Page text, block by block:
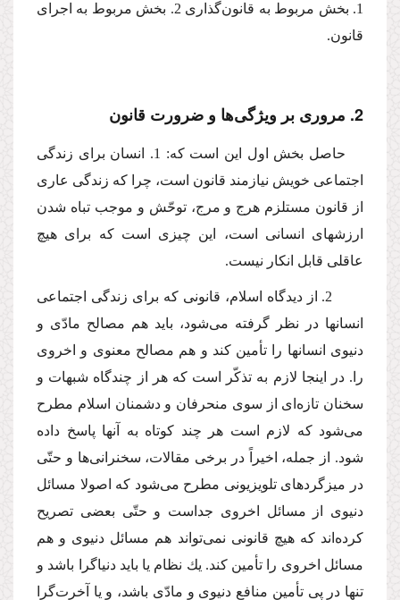
1. بخش مربوط به قانون‌گذارى 2. بخش مربوط به اجراى
قانون.
2. مرورى بر ویژگى‌ها و ضرورت قانون
حاصل بخش اول این است كه: 1. انسان براى زندگى
اجتماعى خویش نیازمند قانون است، چرا كه زندگى عارى
از قانون مستلزم هرج و مرج، توحّش و موجب تباه شدن
ارزشهاى انسانى است، این چیزى است كه براى هیچ
عاقلى قابل انكار نیست.
2. از دیدگاه اسلام، قانونى كه براى زندگى اجتماعى
انسانها در نظر گرفته مى‌شود، باید هم مصالح مادّى و
دنیوى انسانها را تأمین كند و هم مصالح معنوى و اخروى
را. در اینجا لازم به تذكّر است كه هر از چندگاه شبهات و
سخنان تازه‌اى از سوى منحرفان و دشمنان اسلام مطرح
مى‌شود كه لازم است هر چند كوتاه به آنها پاسخ داده
شود. از جمله، اخیراً در برخى مقالات، سخنرانى‌ها و حتّى
در میزگردهاى تلویزیونى مطرح مى‌شود كه اصولا مسائل
دنیوى از مسائل اخروى جداست و حتّى بعضى تصریح
كرده‌اند كه هیچ قانونى نمى‌تواند هم مسائل دنیوى و هم
مسائل اخروى را تأمین كند. یك نظام یا باید دنیاگرا باشد و
تنها در پى تأمین منافع دنیوى و مادّى باشد، و یا آخرت‌گرا